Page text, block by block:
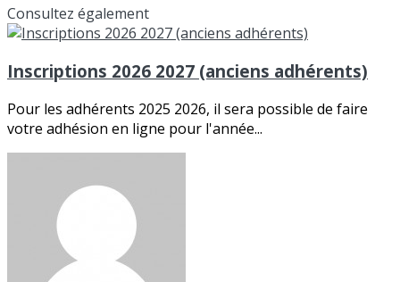
Consultez également
Inscriptions 2026 2027 (anciens adhérents)
Pour les adhérents 2025 2026, il sera possible de faire
votre adhésion en ligne pour l'année...